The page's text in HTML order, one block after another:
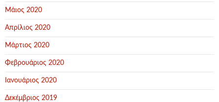
Μάιος 2020
Απρίλιος 2020
Μάρτιος 2020
Φεβρουάριος 2020
Ιανουάριος 2020
Δεκέμβριος 2019